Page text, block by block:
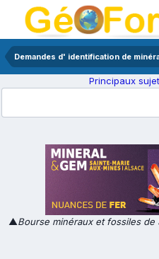
Demandes d' identification de
Principaux
▲Bourse minéraux et fossiles de